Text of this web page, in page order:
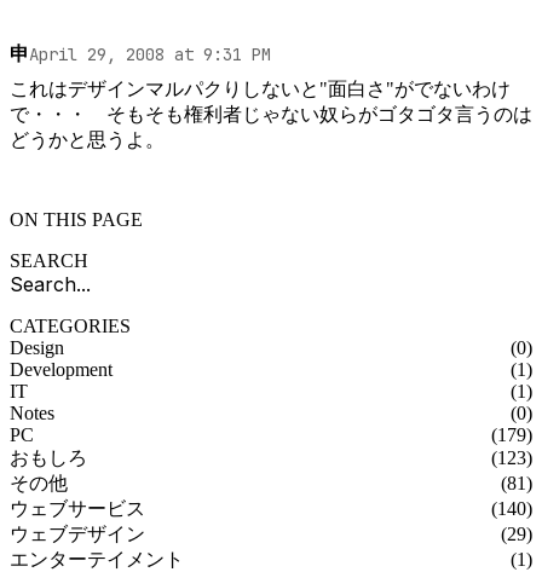
申April 29, 2008 at 9:31 PM
これはデザインマルパクりしないと"面白さ"がでないわけ
で・・・　そもそも権利者じゃない奴らがゴタゴタ言うのは
ON THIS PAGE
SEARCH
CATEGORIES
Design
(0)
Development
(1)
IT
(1)
Notes
(0)
PC
(179)
おもしろ
(123)
その他
(81)
ウェブサービス
(140)
ウェブデザイン
(29)
エンターテイメント
(1)